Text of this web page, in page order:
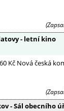
- letní kino
Kč Nová česká
- Sál obecního